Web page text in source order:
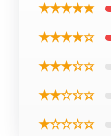
★★★★★
★★★★☆
★★★☆☆
★★☆☆☆
★☆☆☆☆